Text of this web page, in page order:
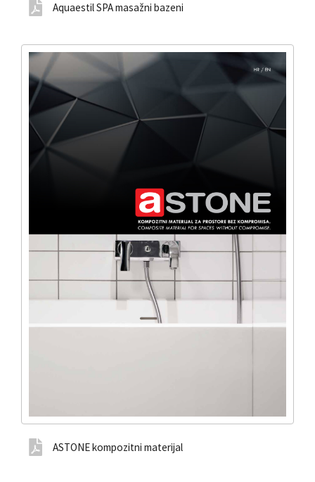
Aquaestil SPA masažni bazeni
ASTONE kompozitni materijal